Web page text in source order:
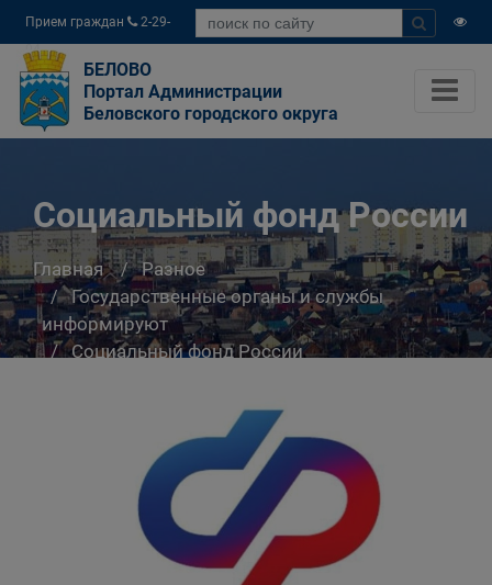
Прием граждан
2-29-
04
БЕЛОВО
Портал Администрации
Беловского городского округа
Социальный фонд России
Главная
Разное
Государственные органы и службы
информируют
Социальный фонд России